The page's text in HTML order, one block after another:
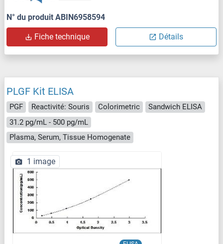
N° du produit ABIN6958594
Fiche technique Détails
PLGF Kit ELISA
PGF Reactivité: Souris Colorimetric
Sandwich ELISA
31.2 pg/mL - 500 pg/mL
Plasma, Serum, Tissue Homogenate
1 image